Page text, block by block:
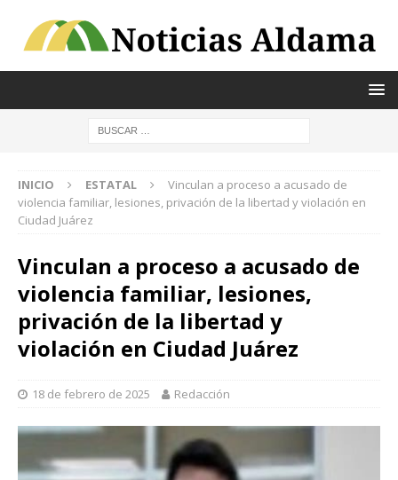
INICIO ESTATAL
Vinculan a proceso a acusado de
violencia familiar, lesiones, privación de la libertad y violación en
Ciudad Juárez
Vinculan a proceso a acusado de
violencia familiar, lesiones,
privación de la libertad y
violación en Ciudad Juárez
18 de febrero de 2025 Redacción